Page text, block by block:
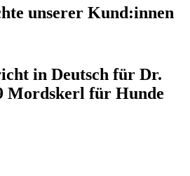
unserer Kund:innen
in Deutsch für Dr.
Mordskerl für Hunde